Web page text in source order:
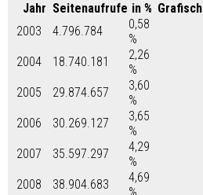
Jahr Seitenaufrufe in % Grafisch
2003
4.796.784
0,58
%
2004
18.740.181
2,26
%
2005
29.874.657
3,60
%
2006
30.269.127
3,65
%
2007
35.597.297
4,29
%
2008
38.904.683
4,69